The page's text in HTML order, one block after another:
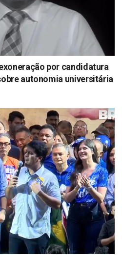
por candidatura
autonomia universitária